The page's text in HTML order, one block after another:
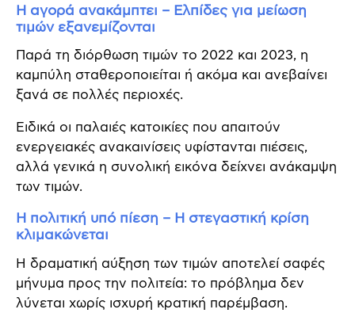
Η αγορά ανακάμπτει – Ελπίδες για μείωση
τιμών εξανεμίζονται
Παρά τη διόρθωση τιμών το 2022 και 2023, η
καμπύλη σταθεροποιείται ή ακόμα και ανεβαίνει
ξανά σε πολλές περιοχές.
Ειδικά οι παλαιές κατοικίες που απαιτούν
ενεργειακές ανακαινίσεις υφίστανται πιέσεις,
αλλά γενικά η συνολική εικόνα δείχνει ανάκαμψη
των τιμών.
Η πολιτική υπό πίεση – Η στεγαστική κρίση
κλιμακώνεται
Η δραματική αύξηση των τιμών αποτελεί σαφές
μήνυμα προς την πολιτεία: το πρόβλημα δεν
λύνεται χωρίς ισχυρή κρατική παρέμβαση.